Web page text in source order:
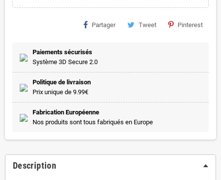
Partager Tweet Pinterest
Paiements sécurisés
Système 3D Secure 2.0
Politique de livraison
Prix unique de 9.99€
Fabrication Européenne
Nos produits sont tous fabriqués en Europe
Description